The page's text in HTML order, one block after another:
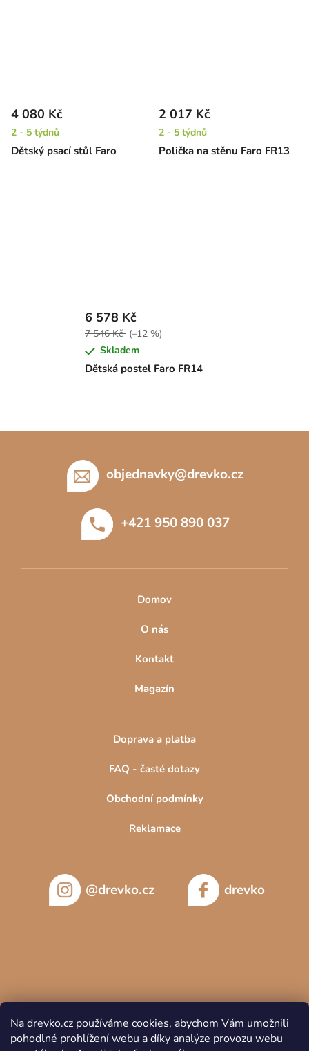
Na drevko.cz používáme cookies, abychom Vám umožnili
pohodlné prohlížení webu a díky analýze provozu webu
Dětský psací stůl Faro
4 080 Kč
2 - 5 týdnů
Polička na stěnu Faro FR13
2 017 Kč
2 - 5 týdnů
Dětská postel Faro FR14
6 578 Kč
7 546 Kč (–12 %)
Skladem
objednavky@drevko.cz
+421 950 890 037
Domov
O nás
Kontakt
Magazín
Doprava a platba
FAQ - časté dotazy
Obchodní podmínky
Reklamace
@drevko.cz drevko